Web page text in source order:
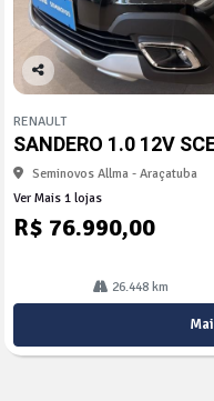
Co
arti
lhe
RENAULT
SANDERO 1.0 12V
Seminovos Allma - Araçatuba
Ver Mais 1 lojas
R$ 76.990,00
26.448 km